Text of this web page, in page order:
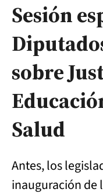
Sesión
sobre
Salud
Antes, los
inauguración de